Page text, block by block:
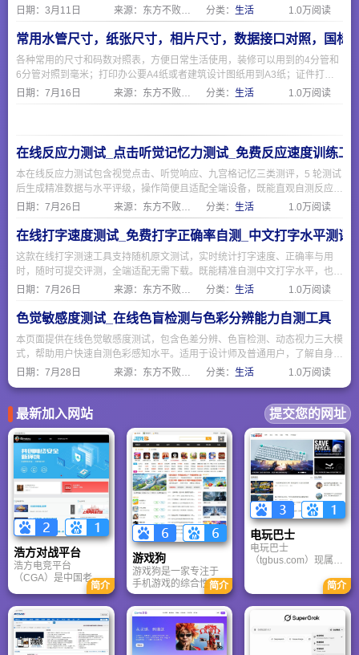
为有柚皮苷，化橘红制作主要分六步，采摘，清洗除肉和瓣，切造型，过热水
杀菌，烘干，陈化即可食用。
日期： 3月11日 来源：东方不败网址大全 分类： 生活 1.0万阅读
常用水管尺寸，纸张尺寸，相片尺寸，数据接口对照，国
各种常用的尺寸和码数对照表，方便日常生活使用，装修可以用到的4分管和
6分管对照到毫米；打印办公要A4纸或者建筑设计图纸用到A3纸；证件打印
相片要1寸证件照；电脑和手机现在常用的USB和Type-C接口；海淘外贸需要
注意衣服鞋子的欧码美码和国际码与国标。
日期： 7月16日 来源：东方不败网址大全 分类： 生活 1.0万阅读
在线反应力测试_点击听觉记忆力测试_免费反应速度训练工
本在线反应力测试包含视觉点击、听觉响应、九宫格记忆三类测评，5 轮测试
后生成精准数据与水平评级，操作简便且适配全端设备，既能直观自测反应速
度与短时记忆能力，也可作为日常脑力训练工具，无需下载随时可测。
日期： 7月26日 来源：东方不败网址大全 分类： 生活 1.0万阅读
在线打字速度测试_免费打字正确率自测_中文打字水平测评
这款在线打字测速工具支持随机原文测试，实时统计打字速度、正确率与用
时，随时可提交评测，全端适配无需下载。既能精准自测中文打字水平，也可
作为日常输入训练工具，简单易用适合各类人群。
日期： 7月26日 来源：东方不败网址大全 分类： 生活 1.0万阅读
色觉敏感度测试_在线色盲检测与色彩分辨能力自测工具
本页面提供在线色觉敏感度测试，包含色差分辨、色盲检测、动态视力三大模
式，帮助用户快速自测色彩感知水平。适用于设计师及普通用户，了解自身色
觉状态，包含石原氏色盲检测图，保护视觉健康，测试结果仅供参考。
日期： 7月28日 来源：东方不败网址大全 分类： 生活 1.0万阅读
最新加入网站 提交您的网址
浩方对战平台
浩方电竞平台
（CGA）是中国老牌
游戏联机平台，提供
CS、War3、星际争霸
等经典游戏的稳定联
机服务。重温DOTA1
的激情岁月，找回当
年的战友。同时提供
简介
游戏狗
游戏狗是一家专注于
手机游戏的综合性门
户网站。它致力于为
手游玩家提供最新、
最全的游戏资讯、攻
略、评测及视频等内
容，是国内较早一批
简介
电玩巴士
电玩巴士
（tgbus.com）现属于
注于解决游戏用户需
求的综合性游戏门户
网站，电玩巴士是一
个全面的综合性游戏
门户，专注于为全球
玩家提供主机、PC及
简介